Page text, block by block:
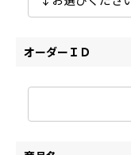
オーダーＩＤ